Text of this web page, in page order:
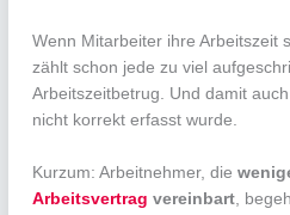
Wenn Mitarbeiter ihre Arbeitszeit
zählt schon jede zu viel
Arbeitszeitbetrug. Und damit
nicht korrekt erfasst wurde.
Kurzum: Arbeitnehmer, die
Arbeitsvertrag vereinbart,